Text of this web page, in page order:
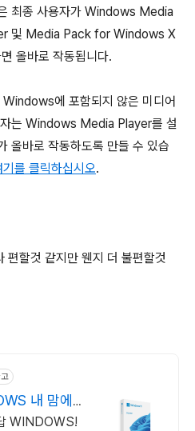
최종 사용자가 Windows Media
및 Media Pack for Windows X
올바로 작동됩니다.
에 포함되지 않은 미디어
는 Windows Media Player를 설
올바로 작동하도록 만들 수 있습
를 클릭하십시오.
편할것 같지만 웬지 더 불편할것
내 맘에
WINDOWS!